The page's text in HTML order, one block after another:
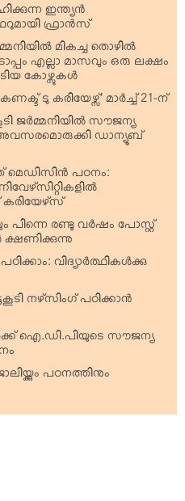
ഇന്ത്യന്‍
ഫ്രാന്‍സ്
മികച്ച തൊഴില്‍
എല്ലാ മാസവും ഒരു ലക്ഷം
കോഴ്സുകള്‍
ടു കരിയേഴ്സ്’ മാര്‍ച്ച് 21-ന്
ജര്‍മ്മനിയില്‍ സൗജന്യ
അവസരമൊരുക്കി ഡാന്യൂബ്
മെഡിസിന്‍ പഠനം:
പിന്നെ രണ്ടു വര്‍ഷം പോസ്റ്റ്
ക്ഷണിക്കുന്നു
വിദ്യാര്‍ത്ഥികള്‍ക്കു
നഴ്‌സിംഗ് പഠിക്കാന്‍
ഐ.ഡി.പിയുടെ സൗജന്യ
പഠനത്തിനും